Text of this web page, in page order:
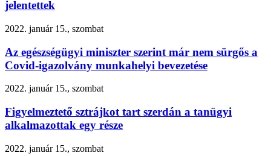
jelentettek
2022. január 15., szombat
Az egészségügyi miniszter szerint már nem sürgős a
Covid-igazolvány munkahelyi bevezetése
2022. január 15., szombat
Figyelmeztető sztrájkot tart szerdán a tanügyi
alkalmazottak egy része
2022. január 15., szombat